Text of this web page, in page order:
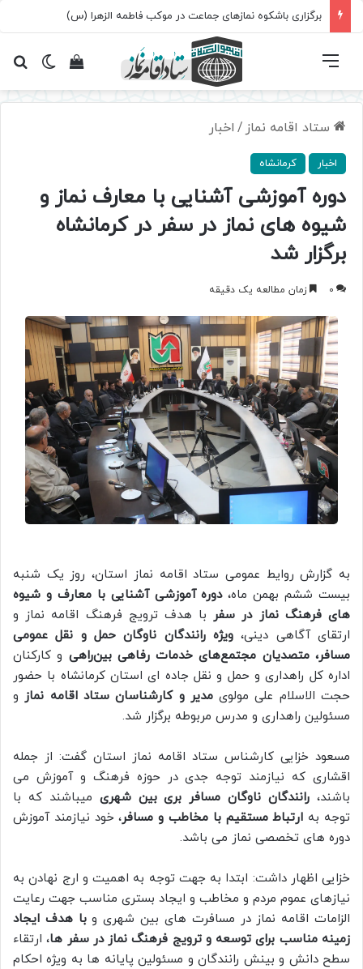
برگزاری باشکوه نمازهای جماعت در موکب فاطمه الزهرا (س)
تغییرمشاهده فهرست
ستاد اقامه نماز / اخبار
اخبار کرمانشاه
دوره آموزشی آشنایی با معارف نماز و
شیوه های نماز در سفر در کرمانشاه
برگزار شد
0 زمان مطالعه یک دقیقه
به گزارش روایط عمومی ستاد اقامه نماز استان، روز یک شنبه
بیست ششم بهمن ماه،دوره آموزشی آشنایی با معارف و شیوه
های فرهنگ نماز در سفر با هدف ترویج فرهنگ اقامه نماز و
ارتقای آگاهی دینی، ویژه رانندگان ناوگان حمل‌ و نقل عمومی
مسافر، متصدیان مجتمع‌های خدمات رفاهی بین‌راهی و کارکنان
اداره‌ کل راهداری و حمل و نقل جاده ای استان کرمانشاه با حضور
حجت الاسلام علی مولویمدیر و کارشناسان ستاد اقامه نماز و
مسئولین راهداری و مدرس مربوطه برگزار شد.
مسعود خزایی کارشناس ستاد اقامه نماز استان گفت: از جمله
اقشاری که نیازمند توجه جدی در حوزه فرهنگ و آموزش می
باشند، رانندگان ناوگان مسافر بری بین شهری میباشند که با
توجه به ارتباط مستقیم با مخاطب و مسافر، خود نیازمند آموزش
دوره های تخصصی نماز می باشد.
خزایی اظهار داشت: ابتدا به جهت توجه به اهمیت و ارج نهادن به
نیازهای عموم مردم و مخاطب و ایجاد بستری مناسب جهت رعایت
الزامات اقامه نماز در مسافرت های بین شهری وبا هدف ایجاد
زمینه مناسب برای توسعه و ترویج فرهنگ نماز در سفر ها، ارتقاء
سطح دانش و بینش رانندگان و مسئولین پایانه ها به ویژه احکام